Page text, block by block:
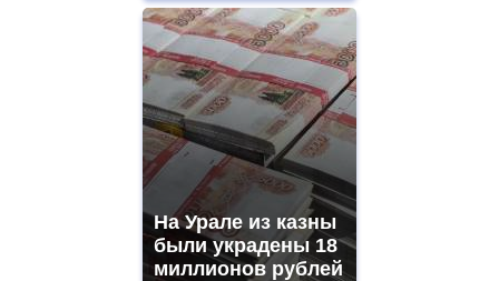
На Урале из казны
были украдены 18
миллионов рублей